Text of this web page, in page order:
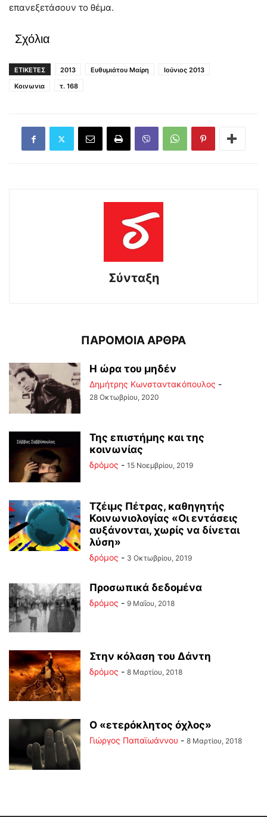
επανεξετάσουν το θέμα.
Σχόλια
ΕΤΙΚΕΤΕΣ 2013 Ευθυμιάτου Μαίρη
Ιούνιος 2013
Κοινωνια
τ. 168
Σύνταξη
ΠΑΡΟΜΟΙΑ ΑΡΘΡΑ
Η ώρα του μηδέν
Δημήτρης Κωνσταντακόπουλος -
28 Οκτωβρίου, 2020
Της επιστήμης και της
κοινωνίας
δρόμος - 15 Νοεμβρίου, 2019
Τζέιμς Πέτρας, καθηγητής
Κοινωνιολογίας «Οι εντάσεις
αυξάνονται, χωρίς να δίνεται
λύση»
δρόμος - 3 Οκτωβρίου, 2019
Προσωπικά δεδομένα
δρόμος - 9 Μαΐου, 2018
Στην κόλαση του Δάντη
δρόμος - 8 Μαρτίου, 2018
Ο «ετερόκλητος όχλος»
Γιώργος Παπαϊωάννου - 8 Μαρτίου, 2018